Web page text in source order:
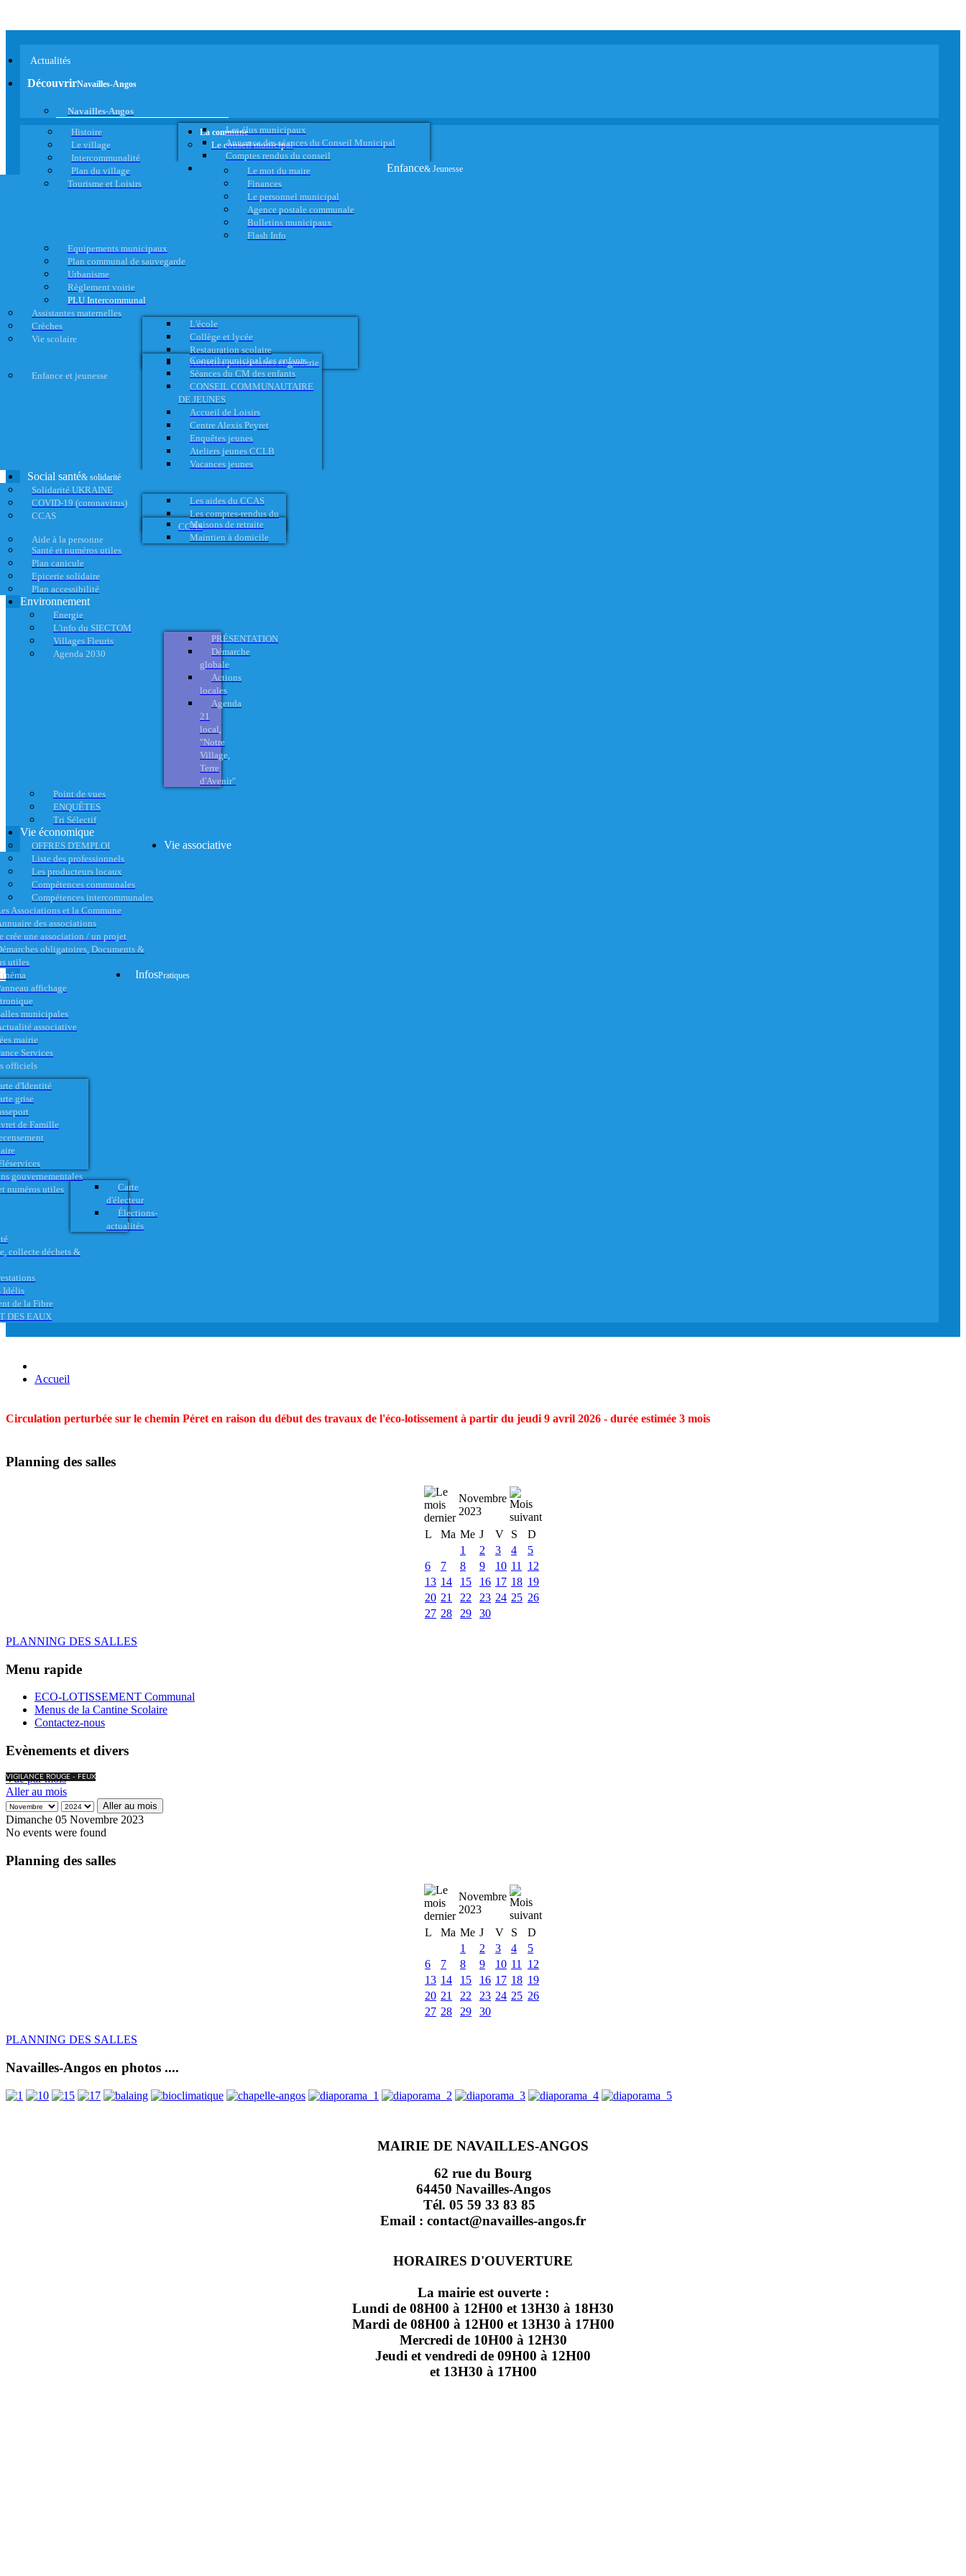
Actualités
DécouvrirNavailles-Angos
Navailles-Angos
Histoire
Le village
Intercommunalité
Plan du village
Tourisme et Loisirs
La commune
Le conseil municipal
Les élus municipaux
Annonce des séances du Conseil Municipal
Comptes rendus du conseil
Le mot du maire
Finances
Le personnel municipal
Agence postale communale
Bulletins municipaux
Flash Info
Equipements municipaux
Plan communal de sauvegarde
Urbanisme
Règlement voirie
PLU Intercommunal
Enfance& Jeunesse
Assistantes maternelles
Crèches
Vie scolaire
L'école
Collège et lycée
Restauration scolaire
Activités périscolaires et garderie
Enfance et jeunesse
Conseil municipal des enfants
Séances du CM des enfants
CONSEIL COMMUNAUTAIRE
DE JEUNES
Accueil de Loisirs
Centre Alexis Peyret
Enquêtes jeunes
Ateliers jeunes CCLB
Vacances jeunes
Social santé& solidarité
Solidarité UKRAINE
COVID-19 (coronavirus)
CCAS
Les aides du CCAS
Les comptes-rendus du
CCAS
Aide à la personne
Maisons de retraite
Maintien à domicile
Santé et numéros utiles
Plan canicule
Epicerie solidaire
Plan accessibilité
Environnement
Energie
L'info du SIECTOM
Villages Fleuris
Agenda 2030
PRÉSENTATION
Démarche
globale
Actions
locales
Agenda
21
local,
"Notre
Village,
Terre
d'Avenir"
Point de vues
ENQUÊTES
Tri Sélectif
Vie économique
OFFRES D'EMPLOI
Liste des professionnels
Les producteurs locaux
Compétences communales
Compétences intercommunales
Vie associative
Associations et la Commune
des associations
crée une association / un projet
obligatoires, Documents &
utiles
affichage
municipales
associative
InfosPratiques
mairie
Services
officiels
d'Identité
grise
de Famille
gouvernementales
numéros utiles
Carte
d'électeur
Élections-
actualités
collecte déchets &
Idélis
de la Fibre
DES EAUX
Accueil
Circulation perturbée sur le chemin Péret en raison du début des travaux de l'éco-lotissement à partir du jeudi 9 avril 2026 - durée estimée 3 mois
Planning des salles
Novembre
2023
L
Ma Me J V S
D
1
2 3 4
5
6
7 8 9 10 11
12
13 14 15 16 17 18 19
20 21 22 23 24 25 26
27 28 29 30
PLANNING DES SALLES
Menu rapide
ECO-LOTISSEMENT Communal
Menus de la Cantine Scolaire
Contactez-nous
Evènements et divers
VIGILANCE ROUGE - FEUX
Vue par mois
Aller au mois
Aller au mois
Dimanche 05 Novembre 2023
No events were found
Planning des salles
Novembre
2023
L
Ma Me J V S
D
1
2 3 4
5
6
7 8 9 10 11
12
13 14 15 16 17 18 19
20 21 22 23 24 25 26
27 28 29 30
PLANNING DES SALLES
Navailles-Angos en photos ....
MAIRIE DE NAVAILLES-ANGOS
62 rue du Bourg
64450 Navailles-Angos
Tél. 05 59 33 83 85
Email : contact@navailles-angos.fr
HORAIRES D'OUVERTURE
La mairie est ouverte :
Lundi de 08H00 à 12H00 et 13H30 à 18H30
Mardi de 08H00 à 12H00 et 13H30 à 17H00
Mercredi de 10H00 à 12H30
Jeudi et vendredi de 09H00 à 12H00
et 13H30 à 17H00